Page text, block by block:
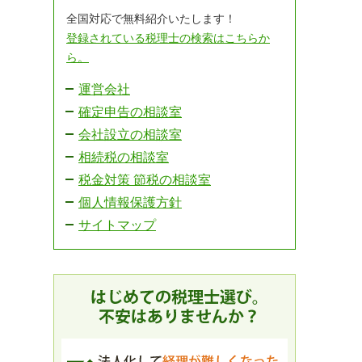
全国対応で無料紹介いたします！
登録されている税理士の検索はこちらか
ら。
運営会社
確定申告の相談室
会社設立の相談室
相続税の相談室
税金対策 節税の相談室
個人情報保護方針
サイトマップ